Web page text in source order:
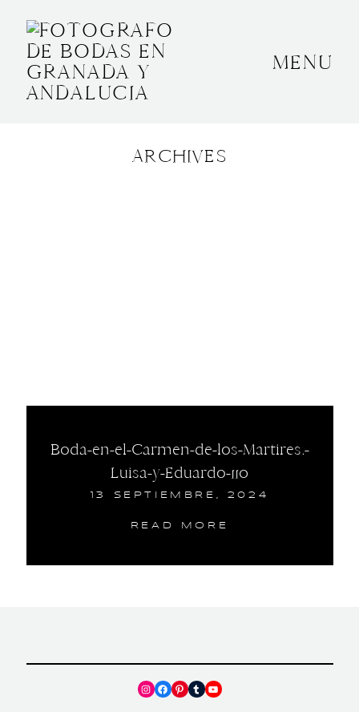
MENU
ARCHIVES
Boda-en-el-Carmen-de-los-Martires.-
Luisa-y-Eduardo-110
13 SEPTIEMBRE, 2024
READ MORE
BODAS
Instagram
Facebook
Pinterest
TumblrYouTube